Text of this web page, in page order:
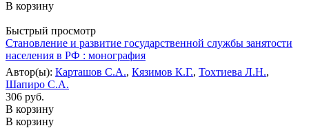
В корзину
Быстрый просмотр
Становление и развитие государственной службы занятости
населения в РФ : монография
Автор(ы): Карташов С.А., Кязимов К.Г., Тохтиева Л.Н.,
Шапиро С.А.
306 руб.
В корзину
В корзину